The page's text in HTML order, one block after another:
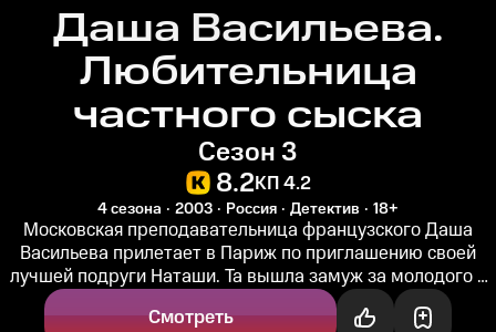
Даша Васильева.
Любительница
частного сыска
Сезон 3
8.2КП 4.2
4 сезона 2003 Россия Детектив 18+
Московская преподавательница французского Даша
Васильева прилетает в Париж по приглашению своей
лучшей подруги Наташи. Та вышла замуж за молодого и
богатого Жана, который...
Смотреть